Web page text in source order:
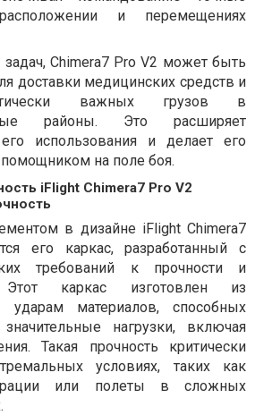
и перемещениях
Chimera7 Pro V2 может быть
доставки медицинских средств и
важных грузов в
районы. Это расширяет
использования и делает его
на поле боя.
iFlight Chimera7 Pro V2
в дизайне iFlight Chimera7
его каркас, разработанный с
требований к прочности и
Этот каркас изготовлен из
ударам материалов, способных
нагрузки, включая
Такая прочность критически
условиях, таких как
или полеты в сложных